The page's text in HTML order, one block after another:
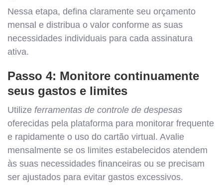
Nessa etapa, defina claramente seu orçamento
mensal e distribua o valor conforme as suas
necessidades individuais para cada assinatura
ativa.
Passo 4: Monitore continuamente
seus gastos e limites
Utilize ferramentas de controle de despesas
oferecidas pela plataforma para monitorar frequente
e rapidamente o uso do cartão virtual. Avalie
mensalmente se os limites estabelecidos atendem
às suas necessidades financeiras ou se precisam
ser ajustados para evitar gastos excessivos.